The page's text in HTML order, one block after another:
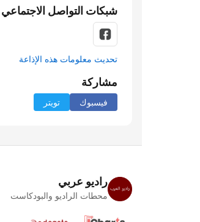
شبكات التواصل الاجتماعي
تحديث معلومات هذه الإذاعة
مشاركة
فيسبوك تويتر
راديو عربي
محطات الراديو والبودكاست